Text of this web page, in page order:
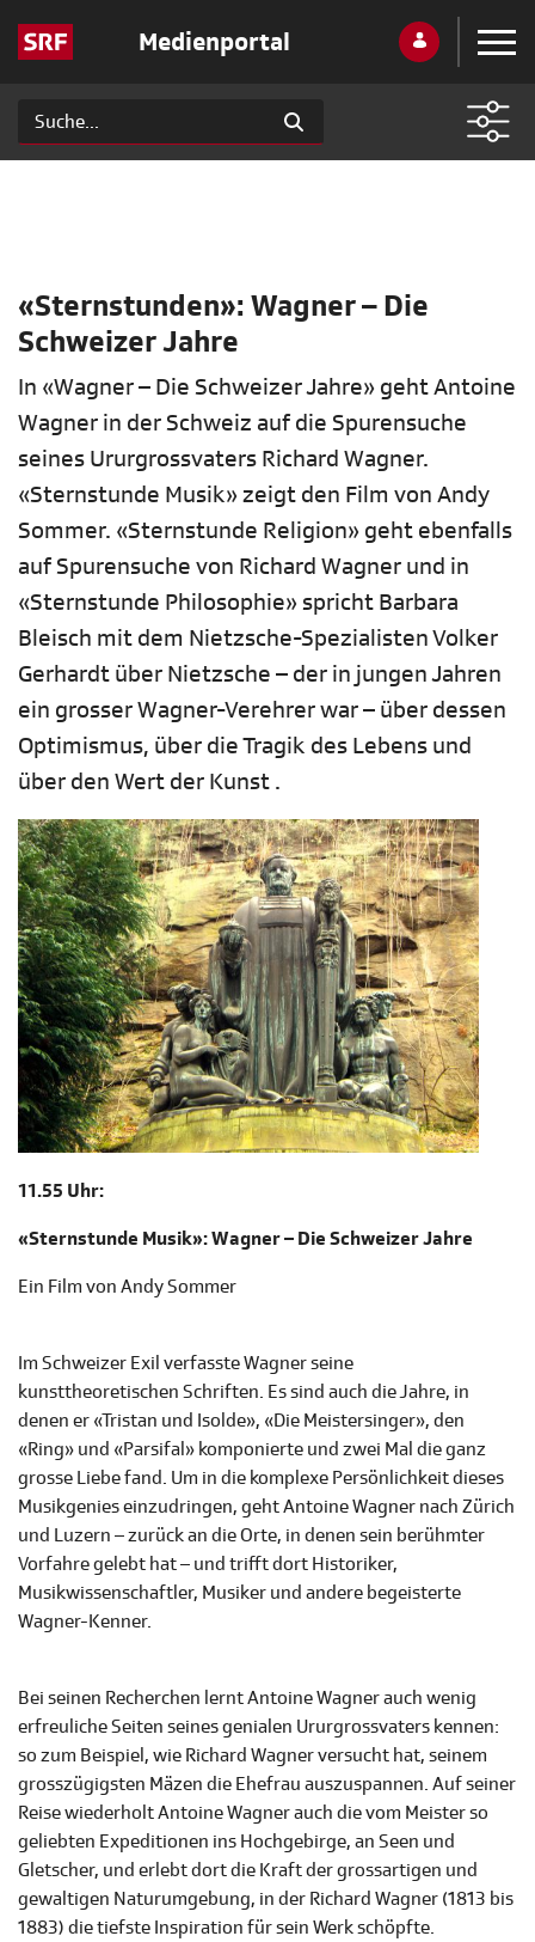
Medienportal
«Sternstunden»: Wagner – Die
Schweizer Jahre
In «Wagner – Die Schweizer Jahre» geht Antoine
Wagner in der Schweiz auf die Spurensuche
seines Ururgrossvaters Richard Wagner.
«Sternstunde Musik» zeigt den Film von Andy
Sommer. «Sternstunde Religion» geht ebenfalls
auf Spurensuche von Richard Wagner und in
«Sternstunde Philosophie» spricht Barbara
Bleisch mit dem Nietzsche-Spezialisten Volker
Gerhardt über Nietzsche – der in jungen Jahren
ein grosser Wagner-Verehrer war – über dessen
Optimismus, über die Tragik des Lebens und
über den Wert der Kunst .
11.55 Uhr:
«Sternstunde Musik»: Wagner – Die Schweizer Jahre
Ein Film von Andy Sommer
Im Schweizer Exil verfasste Wagner seine
kunsttheoretischen Schriften. Es sind auch die Jahre, in
denen er «Tristan und Isolde», «Die Meistersinger», den
«Ring» und «Parsifal» komponierte und zwei Mal die ganz
grosse Liebe fand. Um in die komplexe Persönlichkeit dieses
Musikgenies einzudringen, geht Antoine Wagner nach Zürich
und Luzern – zurück an die Orte, in denen sein berühmter
Vorfahre gelebt hat – und trifft dort Historiker,
Musikwissenschaftler, Musiker und andere begeisterte
Wagner-Kenner.
Bei seinen Recherchen lernt Antoine Wagner auch wenig
erfreuliche Seiten seines genialen Ururgrossvaters kennen:
so zum Beispiel, wie Richard Wagner versucht hat, seinem
grosszügigsten Mäzen die Ehefrau auszuspannen. Auf seiner
Reise wiederholt Antoine Wagner auch die vom Meister so
geliebten Expeditionen ins Hochgebirge, an Seen und
Gletscher, und erlebt dort die Kraft der grossartigen und
gewaltigen Naturumgebung, in der Richard Wagner (1813 bis
1883) die tiefste Inspiration für sein Werk schöpfte.